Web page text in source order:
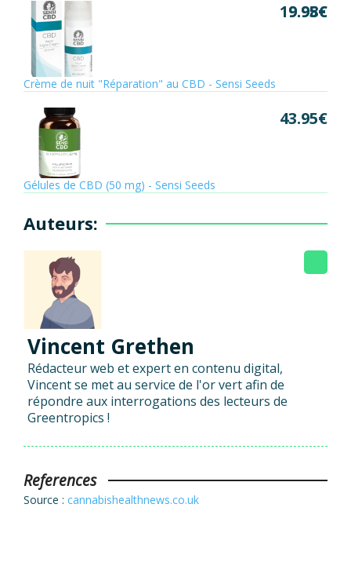
Crème de nuit "Réparation" au CBD - Sensi Seeds
19.95€
9.98€
Gélules de CBD (50 mg) - Sensi Seeds
43.95€
Auteurs:
Vincent Grethen
Rédacteur web et expert en contenu digital,
Vincent se met au service de l'or vert afin de
répondre aux interrogations des lecteurs de
Greentropics !
References
Source : cannabishealthnews.co.uk